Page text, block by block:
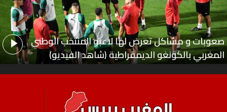
صعوبات و مشاكل تعرض لها لاعبو المنتخب الوطني
المغربي بالكونغو الديمقراطية (شاهد الفيديو)